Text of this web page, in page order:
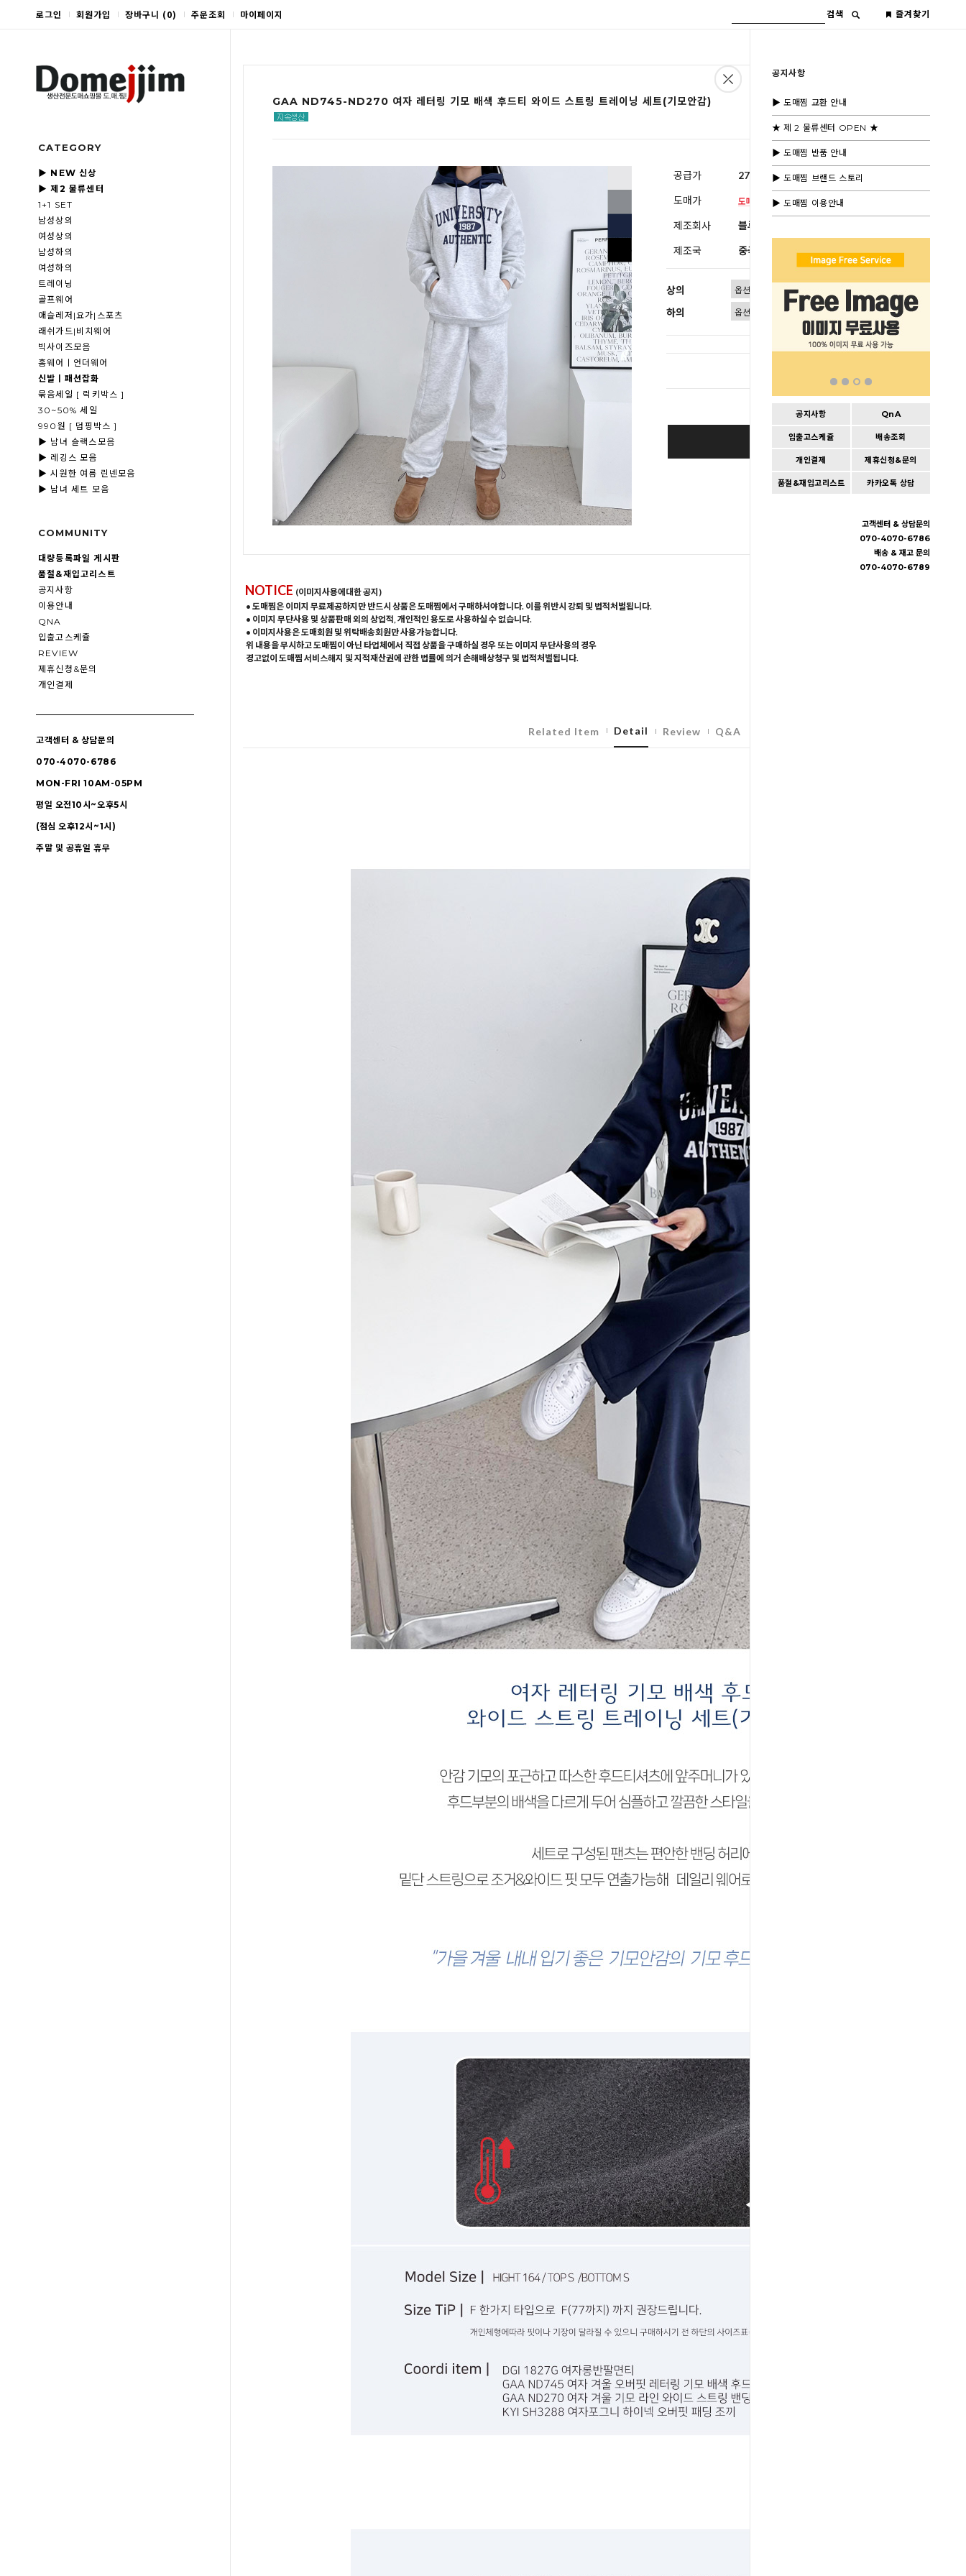
로그인 회원가입 장바구니 (0) 주문조회 마이페이지 검색 즐겨찾기
CATEGORY
▶ NEW 신상
▶ 제2 물류센터
1+1 SET
남성상의
여성상의
남성하의
여성하의
트레이닝
골프웨어
애슬레저|요가|스포츠
래쉬가드|비치웨어
빅사이즈모음
홈웨어ㅣ언더웨어
신발ㅣ패션잡화
묶음세일 [ 럭키박스 ]
30~50% 세일
990원 [ 덤핑박스 ]
▶ 남녀 슬랙스모음
▶ 레깅스 모음
▶ 시원한 여름 린넨모음
▶ 남녀 세트 모음
COMMUNITY
대량등록파일 게시판
품절&재입고리스트
공지사항
이용안내
QNA
입출고스케쥴
REVIEW
제휴신청&문의
개인결제
고객센터 & 상담문의
070-4070-6786
MON-FRI 10AM-05PM
평일 오전10시~오후5시
(점심 오후12시~1시)
주말 및 공휴일 휴무
공지사항
▶ 도매찜 교환 안내
★ 제 2 물류센터 OPEN ★
▶ 도매찜 반품 안내
▶ 도매찜 브랜드 스토리
▶ 도매찜 이용안내
공지사항 QnA
입출고스케쥴 배송조회
개인결제 제휴신청&문의
품절&재입고리스트 카카오톡 상담
고객센터 & 상담문의
070-4070-6786
배송 & 재고 문의
070-4070-6789
GAA ND745-ND270 여자 레터링 기모 배색 후드티 와이드 스트링 트레이닝 세트(기모안감)
공급가 27,200원 (부가세별도)
도매가
제조회사 블루모드제휴사
제조국 중국
상의
하의
BUY IT NOW
Cart | Wishlist
NOTICE (이미지사용에대한 공지)
• 도매찜은 이미지 무료제공하지만 반드시 상품은 도매찜에서 구매하셔야합니다. 이를 위반시 강퇴 및 법적처벌됩니다.
• 이미지 무단사용 및 상품판매 외의 상업적, 개인적인 용도로 사용하실 수 없습니다.
• 이미지사용은 도매회원 및 위탁배송회원만 사용가능합니다.
위 내용을 무시하고 도매찜이 아닌 타업체에서 직접 상품을 구매하실 경우 또는 이미지 무단사용의 경우
경고없이 도매찜 서비스해지 및 지적재산권에 관한 법률에 의거 손해배상청구 및 법적처벌됩니다.
Related Item Detail Review Q&A